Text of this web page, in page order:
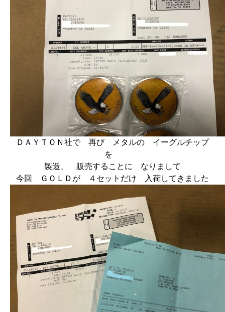
ＤＡＹＴＯＮ社で 再び メタルの イーグルチップ
を
製造、 販売することに なりまして
今回 ＧＯＬＤが ４セットだけ 入荷してきました